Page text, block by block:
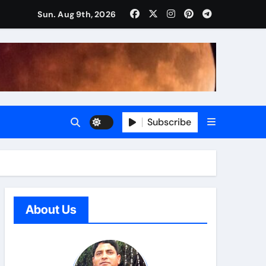
Sun. Aug 9th, 2026
Subscribe
About Us